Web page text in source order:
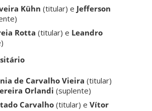
Kühn (titular) e Jefferson
Rotta (titular) e Leandro
de Carvalho Vieira (titular)
Orlandi (suplente)
Carvalho (titular) eVítor